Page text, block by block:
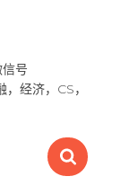
号
经济，CS，